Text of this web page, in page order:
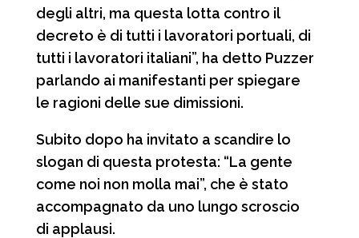
degli altri, ma questa lotta contro il
decreto è di tutti i lavoratori portuali, di
tutti i lavoratori italiani”, ha detto Puzzer
parlando ai manifestanti per spiegare
le ragioni delle sue dimissioni.
Subito dopo ha invitato a scandire lo
slogan di questa protesta: “La gente
come noi non molla mai”, che è stato
accompagnato da uno lungo scroscio
di applausi.